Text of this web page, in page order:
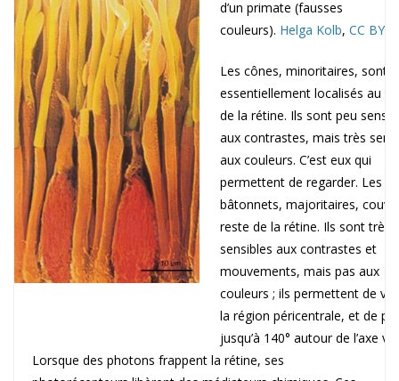
d’un primate (fausses
couleurs). Helga Kolb,CC BY-
Les cônes, minoritaires, sont
essentiellement localisés au
de la rétine. Ils sont peu
aux contrastes, mais très
aux couleurs. C’est eux qui
permettent de regarder. Les
bâtonnets, majoritaires,
reste de la rétine. Ils sont très
sensibles aux contrastes et
mouvements, mais pas aux
couleurs ; ils permettent de
la région péricentrale, et de
jusqu’à 140° autour de l’axe
Lorsque des photons frappent la rétine, ses